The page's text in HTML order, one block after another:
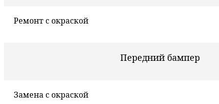
Ремонт с окраской
Передний бампер
Замена с окраской